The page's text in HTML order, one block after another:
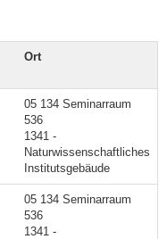
Ort
05 134 Seminarraum
536
1341 -
Naturwissenschaftliches
Institutsgebäude
05 134 Seminarraum
536
1341 -